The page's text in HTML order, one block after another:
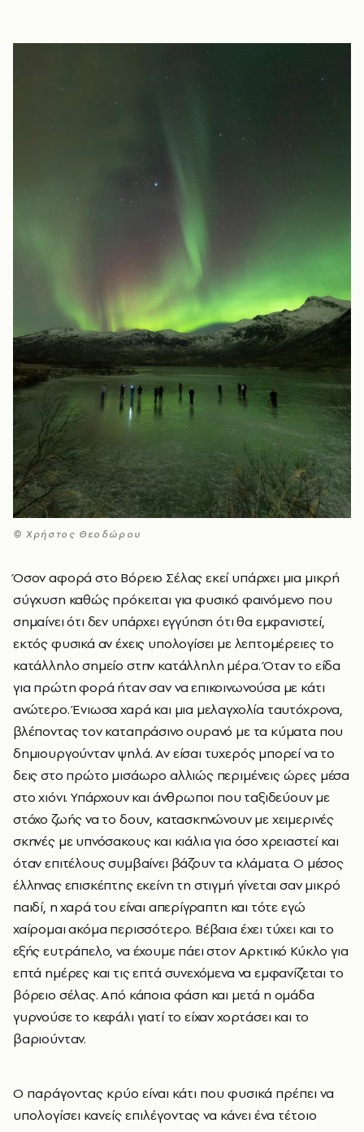
© Xρήστος Θεοδώρου
Όσον αφορά στο Βόρειο Σέλας εκεί υπάρχει μια μικρή
σύγχυση καθώς πρόκειται για φυσικό φαινόμενο που
σημαίνει ότι δεν υπάρχει εγγύηση ότι θα εμφανιστεί,
εκτός φυσικά αν έχεις υπολογίσει με λεπτομέρειες το
κατάλληλο σημείο στην κατάλληλη μέρα.Όταν το είδα
για πρώτη φορά ήταν σαν να επικοινωνούσα με κάτι
ανώτερο. Ένιωσα χαρά και μια μελαγχολία ταυτόχρονα,
βλέποντας τον καταπράσινο ουρανό με τα κύματα που
δημιουργούνταν ψηλά.Αν είσαι τυχερός μπορεί να το
δεις στο πρώτο μισάωρο αλλιώς περιμένεις ώρες μέσα
στο χιόνι. Υπάρχουν και άνθρωποι που ταξιδεύουν με
στόχο ζωής να το δουν, κατασκηνώνουν με χειμερινές
σκηνές με υπνόσακους και κιάλια για όσο χρειαστεί και
όταν επιτέλους συμβαίνει βάζουν τα κλάματα. Ο μέσος
έλληνας επισκέπτης εκείνη τη στιγμή γίνεται σαν μικρό
παιδί, η χαρά του είναι απερίγραπτη και τότε εγώ
χαίρομαι ακόμα περισσότερο. Bέβαια έχει τύχει και το
εξής ευτράπελο, να έχουμε πάει στον Αρκτικό Κύκλο για
επτά ημέρες και τις επτά συνεχόμενα να εμφανίζεται το
βόρειο σέλας. Από κάποια φάση και μετά η ομάδα
γυρνούσε το κεφάλι γιατί το είχαν χορτάσει και το
βαριούνταν.
Ο παράγοντας κρύο είναι κάτι που φυσικά πρέπει να
υπολογίσει κανείς επιλέγοντας να κάνει ένα τέτοιο